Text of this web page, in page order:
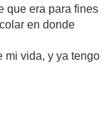
que era para fines
en donde
mi vida, y ya tengo